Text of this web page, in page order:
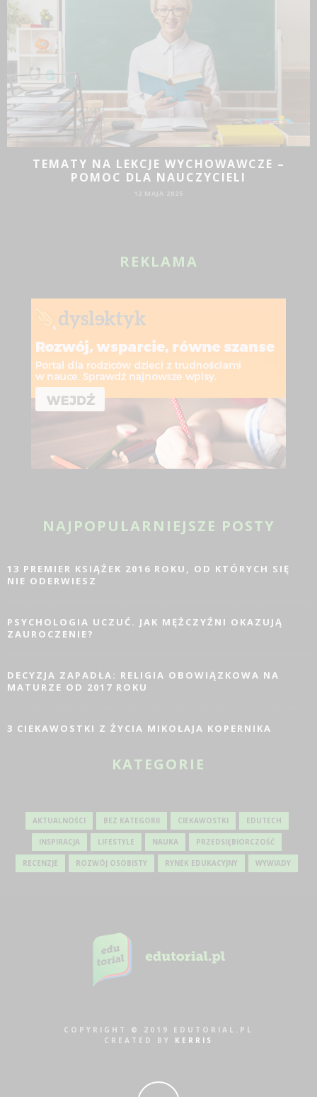
JAKIE DZIAŁANIA PROMOCYJNE SPRAWDZĄ
REKLAMA
NAJPOPULARNIEJSZE POSTY
13 PREMIER KSIĄŻEK 2016 ROKU, OD KTÓRYCH SIĘ
NIE ODERWIESZ
PSYCHOLOGIA UCZUĆ. JAK MĘŻCZYŹNI OKAZUJĄ
ZAUROCZENIE?
DECYZJA ZAPADŁA: RELIGIA OBOWIĄZKOWA NA
MATURZE OD 2017 ROKU
3 CIEKAWOSTKI Z ŻYCIA MIKOŁAJA KOPERNIKA
KATEGORIE
AKTUALNOŚCI BEZ KATEGORII CIEKAWOSTKI EDUTECH
INSPIRACJA LIFESTYLE NAUKA PRZEDSIĘBIORCZOŚĆ
RECENZJE ROZWÓJ OSOBISTY RYNEK EDUKACYJNY WYWIADY
COPYRIGHT © 2019 EDUTORIAL.PL
CREATED BY KERRIS